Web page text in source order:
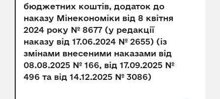
бюджетних коштів, додаток до
наказу Мінекономіки від 8 квітня
2024 року № 8677 (у редакції
наказу від 17.06.2024 № 2655) (із
змінами внесеними наказами від
08.08.2025 № 166, від 17.09.2025 №
496 та від 14.12.2025 № 3086)